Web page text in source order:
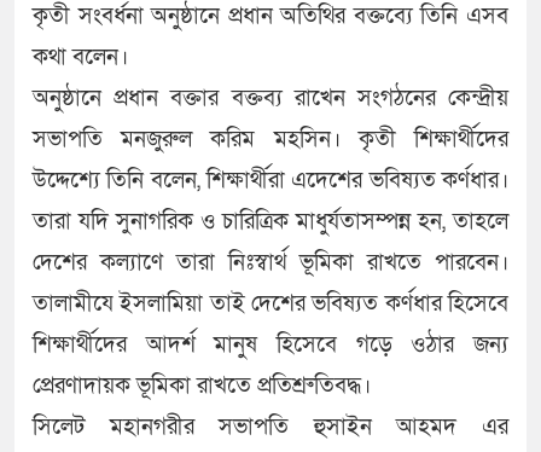
কৃতী সংবর্ধনা অনুষ্ঠানে প্রধান অতিথির বক্তব্যে তিনি এসব
কথা বলেন।
অনুষ্ঠানে প্রধান বক্তার বক্তব্য রাখেন সংগঠনের কেন্দ্রীয়
সভাপতি মনজুরুল করিম মহসিন। কৃতী শিক্ষার্থীদের
উদ্দেশ্যে তিনি বলেন, শিক্ষার্থীরা এদেশের ভবিষ্যত কর্ণধার।
তারা যদি সুনাগরিক ও চারিত্রিক মাধুর্যতাসম্পন্ন হন, তাহলে
দেশের কল্যাণে তারা নিঃস্বার্থ ভূমিকা রাখতে পারবেন।
তালামীযে ইসলামিয়া তাই দেশের ভবিষ্যত কর্ণধার হিসেবে
শিক্ষার্থীদের আদর্শ মানুষ হিসেবে গড়ে ওঠার জন্য
প্রেরণাদায়ক ভূমিকা রাখতে প্রতিশ্রুতিবদ্ধ।
সিলেট মহানগরীর সভাপতি হুসাইন আহমদ এর